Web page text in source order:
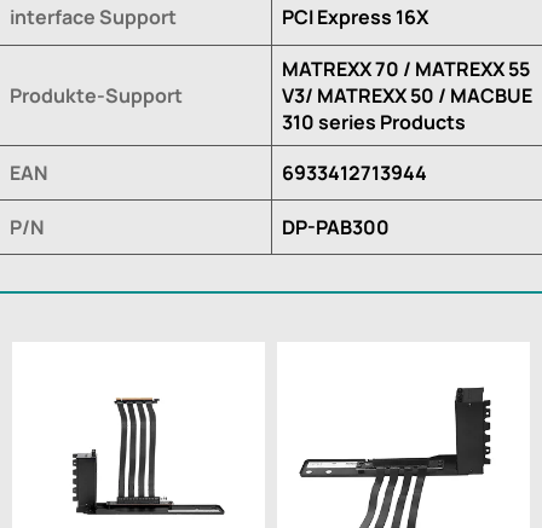
interface Support PCI Express 16X
Produkte-Support
MATREXX 70 / MATREXX 55
V3/ MATREXX 50 / MACBUE
310 series Products
EAN
6933412713944
P/N DP-PAB300